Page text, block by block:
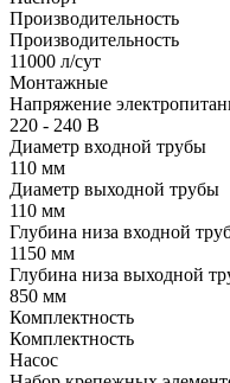
Производительность
Производительность
11000 л/сут
Монтажные
Напряжение
220 - 240 В
Диаметр входной трубы
110 мм
Диаметр выходной трубы
110 мм
Глубина низа входной
1150 мм
Глубина низа выходной
850 мм
Комплектность
Комплектность
Насос